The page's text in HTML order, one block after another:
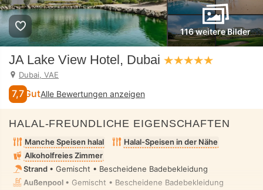
116 weitere Bilder
JA Lake View Hotel, Dubai
Dubai, VAE
7,7 GutAlle Bewertungen anzeigen
HALAL-FREUNDLICHE EIGENSCHAFTEN
Manche Speisen halal
Halal-Speisen in der Nähe
Alkoholfreies Zimmer
Strand • Gemischt • Bescheidene Badebekleidung
Außenpool • Gemischt • Bescheidene Badebekleidung